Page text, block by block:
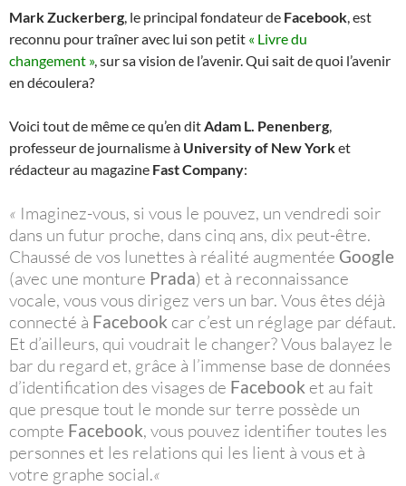
Mark Zuckerberg , le principal fondateur de Facebook , est
reconnu pour traîner avec lui son petit « Livre du
changement », sur sa vision de l’avenir. Qui sait de quoi l’avenir
en découlera?
Voici tout de même ce qu’en dit Adam L. Penenberg
professeur de journalisme à University of New Yorket
rédacteur au magazine Fast Company:
« Imaginez-vous, si vous le pouvez, un vendredi soir
dans un futur proche, dans cinq ans, dix peut-être.
Chaussé de vos lunettes à réalité augmentée Google
(avec une monture Prada) et à reconnaissance
vocale, vous vous dirigez vers un bar. Vous êtes déjà
connecté à Facebook car c’est un réglage par défaut.
Et d’ailleurs, qui voudrait le changer? Vous balayez le
bar du regard et, grâce à l’immense base de données
d’identification des visages de Facebook et au fait
que presque tout le monde sur terre possède un
compte Facebook, vous pouvez identifier toutes les
personnes et les relations qui les lient à vous et à
votre graphe social.«